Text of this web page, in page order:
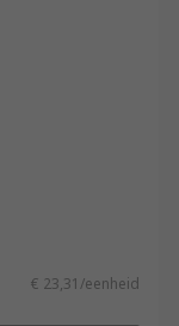
€ 23,31/eenheid